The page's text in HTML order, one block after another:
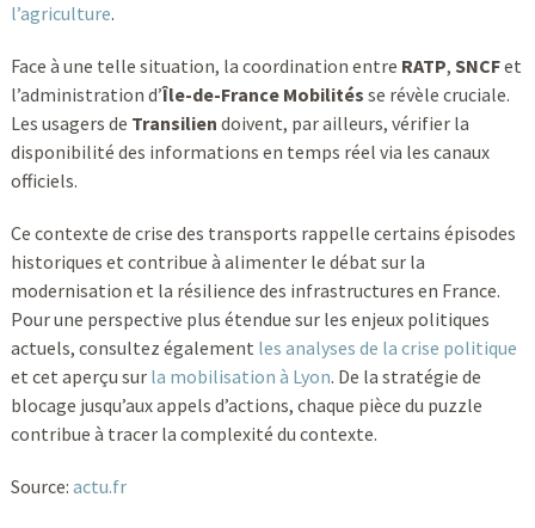
l’agriculture.
Face à une telle situation, la coordination entre RATP, SNCFet
l’administration d’Île-de-France Mobilités se révèle cruciale.
Les usagers de Transilien doivent, par ailleurs, vérifier la
disponibilité des informations en temps réel via les canaux
officiels.
Ce contexte de crise des transports rappelle certains épisodes
historiques et contribue à alimenter le débat sur la
modernisation et la résilience des infrastructures en France.
Pour une perspective plus étendue sur les enjeux politiques
actuels, consultez également les analyses de la crise politique
et cet aperçu sur la mobilisation à Lyon. De la stratégie de
blocage jusqu’aux appels d’actions, chaque pièce du puzzle
contribue à tracer la complexité du contexte.
Source: actu.fr